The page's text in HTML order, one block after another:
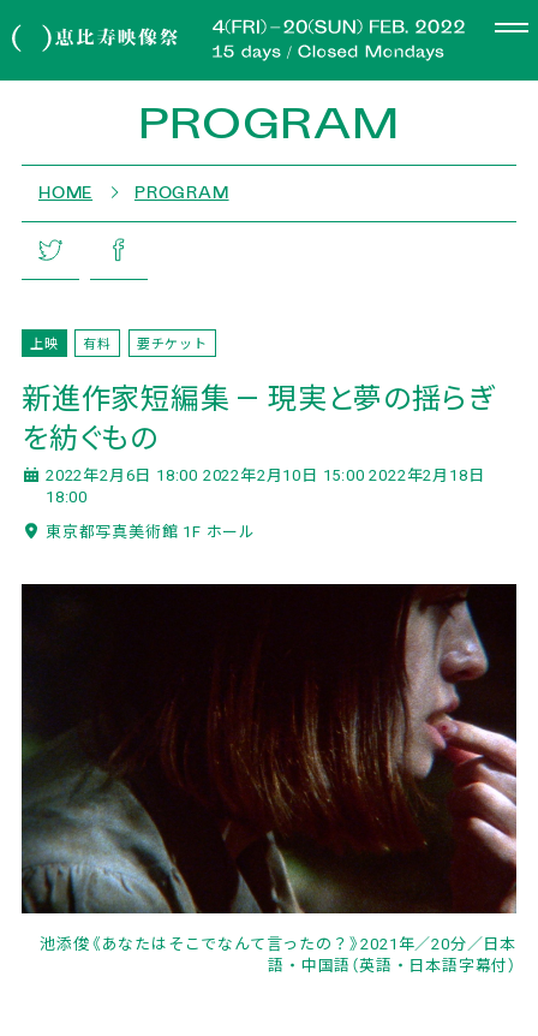
PROGRAM
HOME PROGRAM
上映 有料 要チケット
新進作家短編集 — 現実と夢の揺らぎ
を紡ぐもの
2022年2月6日 18:00 2022年2月10日 15:00 2022年2月18日
18:00
東京都写真美術館 1F ホール
池添俊《あなたはそこでなんて言ったの？》2021年／20分／日本
語・中国語（英語・日本語字幕付）